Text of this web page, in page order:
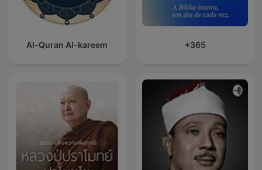
Al-Quran Al-kareem +365